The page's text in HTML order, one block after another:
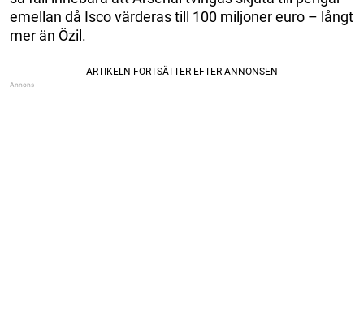
emellan då Isco värderas till 100 miljoner euro – långt
mer än Özil.